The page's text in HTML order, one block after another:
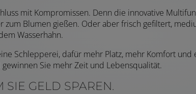
mit Kompromissen. Denn die innovative
zum Blumen gießen. Oder aber frisch gefiltert,
Wasserhahn.
Schlepperei, dafür mehr Platz, mehr Komfort
gewinnen Sie mehr Zeit und Lebensqualität.
GELD SPAREN.